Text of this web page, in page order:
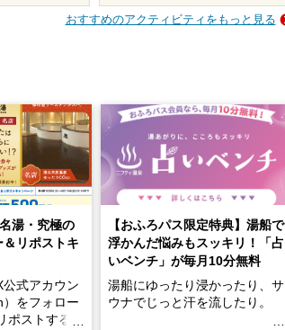
おすすめのアクティビティをもっと見る
湯・究極の
リポストキ
式アカウン
）をフォロー
ポストする
【おふろパス限定特典】湯船で
浮かんだ悩みもスッキリ！「占
いベンチ」が毎月10分無料
湯船にゆったり浸かったり、サ
ウナでじっと汗を流したり。